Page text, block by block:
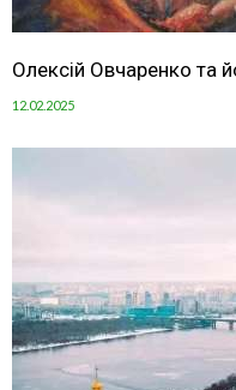
Олексій Овчаренко та
12.02.2025